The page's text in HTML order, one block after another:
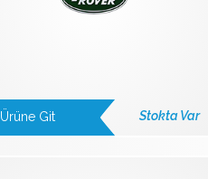
Ürüne Git Stokta Var